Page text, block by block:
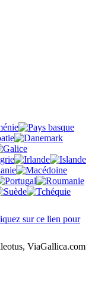
sur ce lien pour
ViaGallica.com